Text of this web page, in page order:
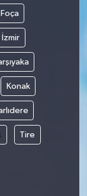
Foça
İzmir
Konak
Tire